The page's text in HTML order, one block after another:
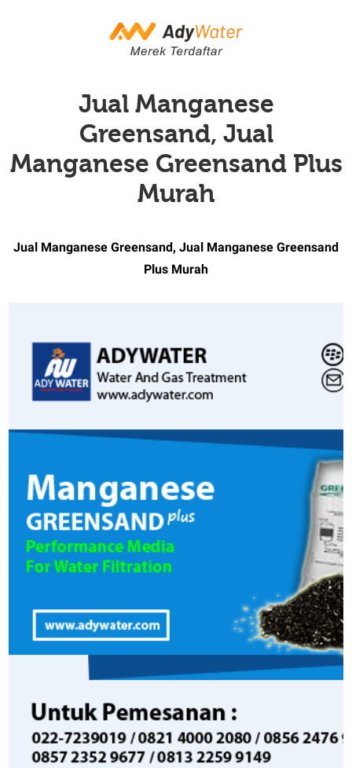
Jual Manganese
Greensand, Jual
Manganese Greensand Plus
Murah
Jual Manganese Greensand, Jual Manganese Greensand
Plus Murah